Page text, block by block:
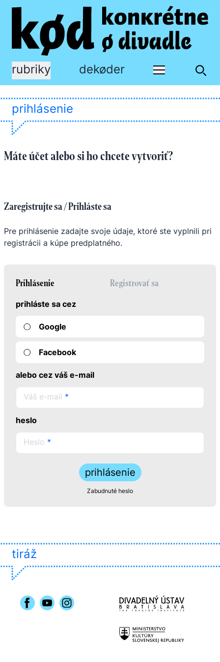
rubriky dekøder
prihlásenie
Máte účet alebo si ho chcete vytvoriť?
Zaregistrujte sa / Prihláste sa
Pre prihlásenie zadajte svoje údaje, ktoré ste vyplnili pri
registrácii a kúpe predplatného.
Prihlásenie Registrovať sa
prihláste sa cez
Google
Facebook
alebo cez váš e-mail
Váš e-mail *
heslo
Heslo *
prihlásenie
Zabudnuté heslo
tiráž